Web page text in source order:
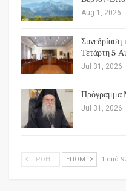
Aug 1, 2026
Συνεδρίαση
Τετάρτη 5
Jul 31, 2026
Πρόγραμμα
Jul 31, 2026
ΠΡΟΗΓ. ΕΠΌΜ. 1 από